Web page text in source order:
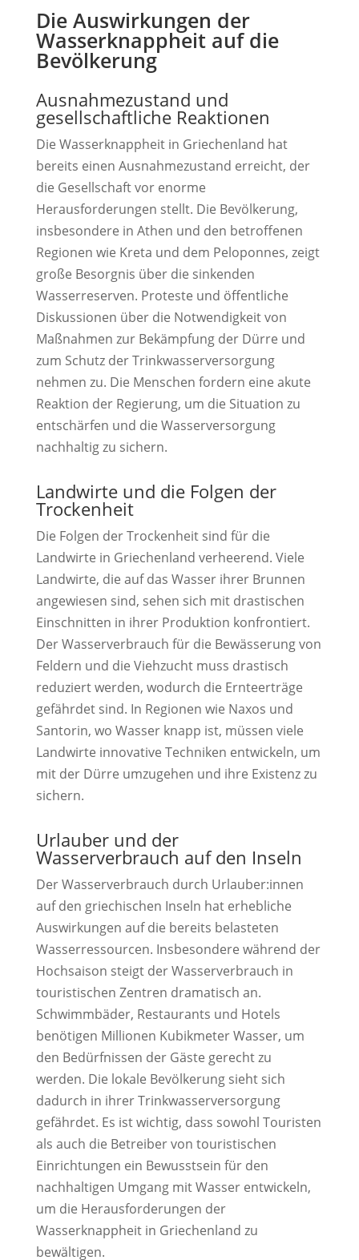
Die Auswirkungen der
Wasserknappheit auf die
Bevölkerung
Ausnahmezustand und
gesellschaftliche Reaktionen
Die Wasserknappheit in Griechenland hat
bereits einen Ausnahmezustand erreicht, der
die Gesellschaft vor enorme
Herausforderungen stellt. Die Bevölkerung,
insbesondere in Athen und den betroffenen
Regionen wie Kreta und dem Peloponnes, zeigt
große Besorgnis über die sinkenden
Wasserreserven. Proteste und öffentliche
Diskussionen über die Notwendigkeit von
Maßnahmen zur Bekämpfung der Dürre und
zum Schutz der Trinkwasserversorgung
nehmen zu. Die Menschen fordern eine akute
Reaktion der Regierung, um die Situation zu
entschärfen und die Wasserversorgung
nachhaltig zu sichern.
Landwirte und die Folgen der
Trockenheit
Die Folgen der Trockenheit sind für die
Landwirte in Griechenland verheerend. Viele
Landwirte, die auf das Wasser ihrer Brunnen
angewiesen sind, sehen sich mit drastischen
Einschnitten in ihrer Produktion konfrontiert.
Der Wasserverbrauch für die Bewässerung von
Feldern und die Viehzucht muss drastisch
reduziert werden, wodurch die Ernteerträge
gefährdet sind. In Regionen wie Naxos und
Santorin, wo Wasser knapp ist, müssen viele
Landwirte innovative Techniken entwickeln, um
mit der Dürre umzugehen und ihre Existenz zu
sichern.
Urlauber und der
Wasserverbrauch auf den Inseln
Der Wasserverbrauch durch Urlauber:innen
auf den griechischen Inseln hat erhebliche
Auswirkungen auf die bereits belasteten
Wasserressourcen. Insbesondere während der
Hochsaison steigt der Wasserverbrauch in
touristischen Zentren dramatisch an.
Schwimmbäder, Restaurants und Hotels
benötigen Millionen Kubikmeter Wasser, um
den Bedürfnissen der Gäste gerecht zu
werden. Die lokale Bevölkerung sieht sich
dadurch in ihrer Trinkwasserversorgung
gefährdet. Es ist wichtig, dass sowohl Touristen
als auch die Betreiber von touristischen
Einrichtungen ein Bewusstsein für den
nachhaltigen Umgang mit Wasser entwickeln,
um die Herausforderungen der
Wasserknappheit in Griechenland zu
bewältigen.